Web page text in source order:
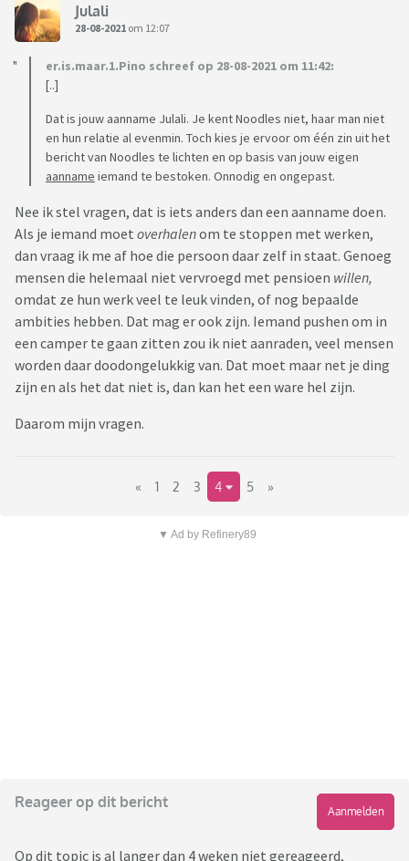
Julali
28-08-2021 om 12:07
er.is.maar.1.Pino schreef op 28-08-2021 om 11:42:
[..]
Dat is jouw aanname Julali. Je kent Noodles niet, haar man niet
en hun relatie al evenmin. Toch kies je ervoor om één zin uit het
bericht van Noodles te lichten en op basis van jouw eigen
aanname iemand te bestoken. Onnodig en ongepast.
Nee ik stel vragen, dat is iets anders dan een aanname doen.
Als je iemand moet overhalenom te stoppen met werken,
dan vraag ik me af hoe die persoon daar zelf in staat. Genoeg
mensen die helemaal niet vervroegd met pensioen willen,
omdat ze hun werk veel te leuk vinden, of nog bepaalde
ambities hebben. Dat mag er ook zijn. Iemand pushen om in
een camper te gaan zitten zou ik niet aanraden, veel mensen
worden daar doodongelukkig van. Dat moet maar net je ding
zijn en als het dat niet is, dan kan het een ware hel zijn.
Daarom mijn vragen.
« 1 2 3 4 5 »
▼ Ad by Refinery89
Reageer op dit bericht
Aanmelden
Op dit topic is al langer dan 4 weken niet gereageerd,